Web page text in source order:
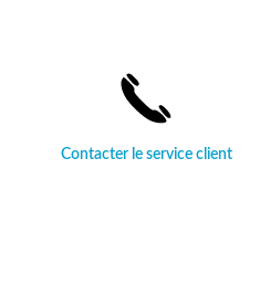
Contacter le service client